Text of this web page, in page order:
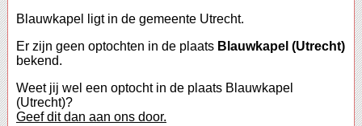
Blauwkapel ligt in de gemeente Utrecht.
Er zijn geen optochten in de plaats Blauwkapel (Utrecht)
bekend.
Weet jij wel een optocht in de plaats Blauwkapel
(Utrecht)?
Geef dit dan aan ons door.